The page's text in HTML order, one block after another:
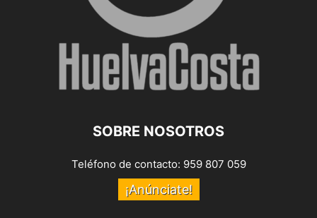
SOBRE NOSOTROS
Teléfono de contacto: 959 807 059
¡Anúnciate!